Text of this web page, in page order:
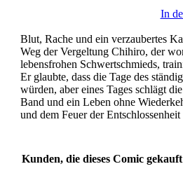
In
Blut, Rache und ein verzaubertes
Weg der Vergeltung Chihiro, der
lebensfrohen Schwertschmieds,
Er glaubte, dass die Tage des
würden, aber eines Tages schlägt
Band und ein Leben ohne
und dem Feuer der
Kunden, die dieses Comic